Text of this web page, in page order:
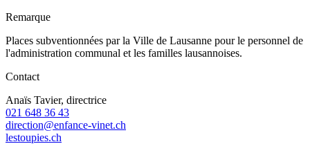
Remarque
Places subventionnées par la Ville de Lausanne pour le personnel de
l'administration communal et les familles lausannoises.
Contact
Anaïs Tavier, directrice
021 648 36 43
direction@enfance-vinet.ch
lestoupies.ch